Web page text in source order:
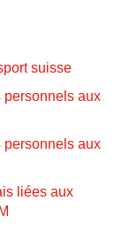
suisse
personnels aux
personnels aux
liées aux